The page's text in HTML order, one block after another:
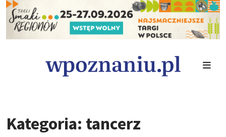
Kategoria: tancerz